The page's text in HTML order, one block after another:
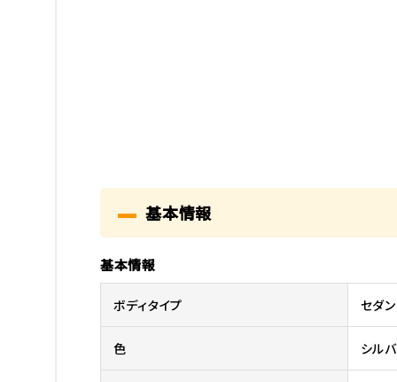
基本情報
基本情報
ボディタイプ セダン
色 シル